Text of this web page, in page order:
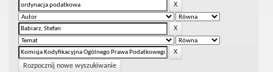
Rozpocznij nowe wyszukiwanie